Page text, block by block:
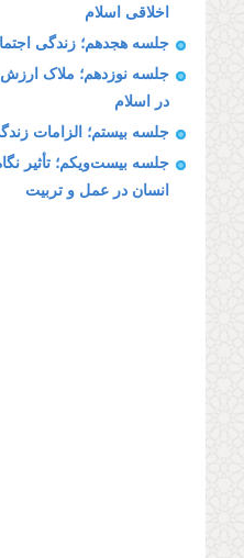
اخلاقی اسلام
جلسه هجدهم؛ زندگی
جلسه نوزدهم؛ ملاک
در اسلام
جلسه بیستم؛ الزامات
جلسه بیست‌ویکم؛ تأثیر
انسان در عمل و تربیت